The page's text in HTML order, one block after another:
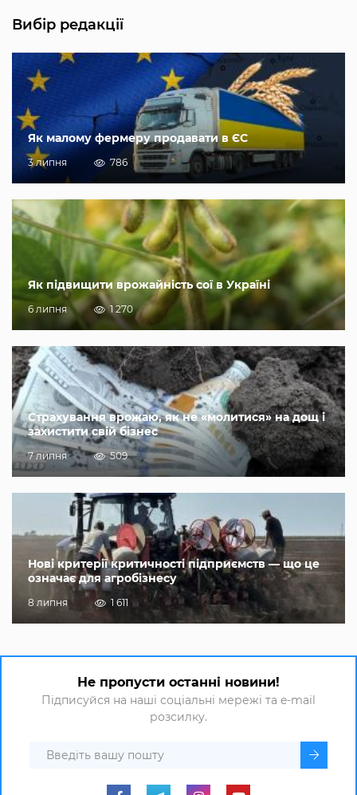
Вибір редакції
Як малому фермеру продавати в ЄС
3 липня 786
Як підвищити врожайність сої в Україні
6 липня 1 270
Страхування врожаю, як не «молитися» на дощ і
захистити свій бізнес
7 липня 509
Нові критерії критичності підприємств — що це
означає для агробізнесу
8 липня 1 611
Не пропусти останні новини!
Підписуйся на наші соціальні мережі та e-mail
розсилку.